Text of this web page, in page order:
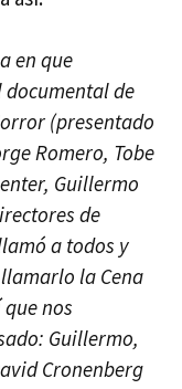
en que
documental de
(presentado
Romero, Tobe
Guillermo
de
a todos y
la Cena
nos
Guillermo,
Cronenberg